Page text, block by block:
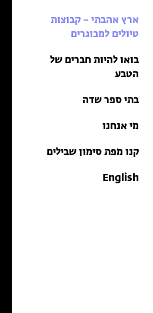
ארץ אהבתי – קבוצות
טיולים למבוגרים
בואו להיות חברים של
הטבע
בתי ספר שדה
מי אנחנו
קנו מפת סימון שבילים
English